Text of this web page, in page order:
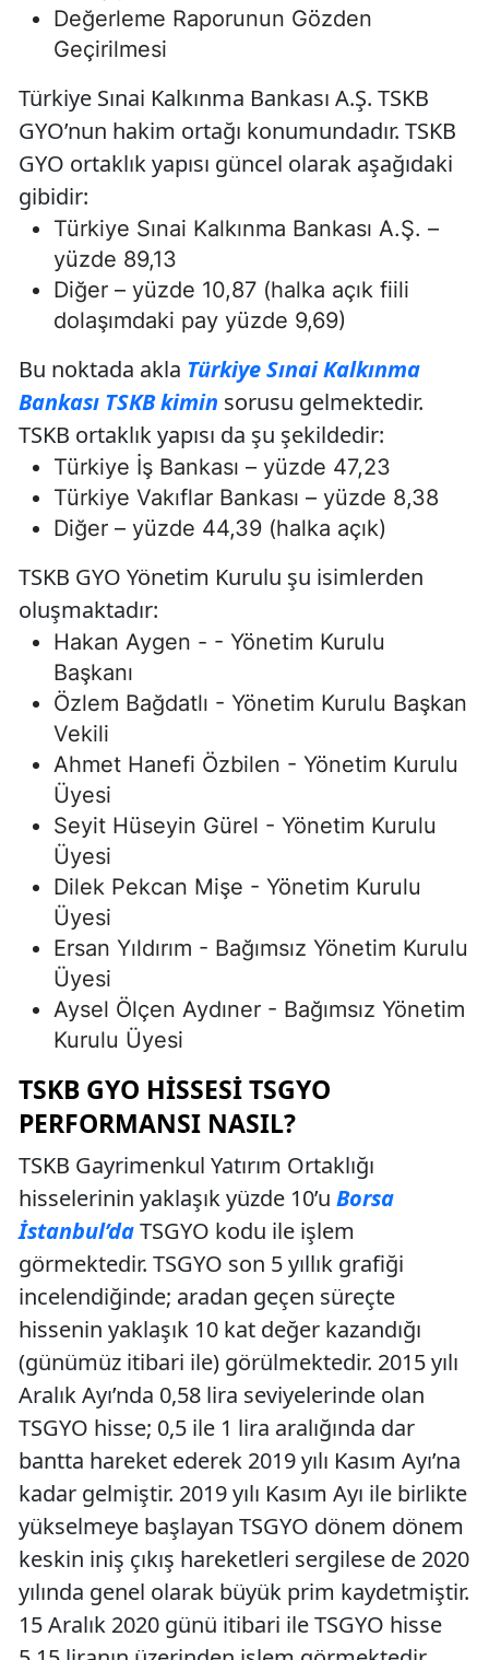
Değerleme Raporunun Gözden
Geçirilmesi
Türkiye Sınai Kalkınma Bankası A.Ş. TSKB
GYO’nun hakim ortağı konumundadır. TSKB
GYO ortaklık yapısı güncel olarak aşağıdaki
gibidir:
Türkiye Sınai Kalkınma Bankası A.Ş. –
yüzde 89,13
Diğer – yüzde 10,87 (halka açık fiili
dolaşımdaki pay yüzde 9,69)
Bu noktada akla Türkiye Sınai Kalkınma
Bankası TSKB kimin sorusu gelmektedir.
TSKB ortaklık yapısı da şu şekildedir:
Türkiye İş Bankası – yüzde 47,23
Türkiye Vakıflar Bankası – yüzde 8,38
Diğer – yüzde 44,39 (halka açık)
TSKB GYO Yönetim Kurulu şu isimlerden
oluşmaktadır:
Hakan Aygen - - Yönetim Kurulu
Başkanı
Özlem Bağdatlı - Yönetim Kurulu Başkan
Vekili
Ahmet Hanefi Özbilen - Yönetim Kurulu
Üyesi
Seyit Hüseyin Gürel - Yönetim Kurulu
Üyesi
Dilek Pekcan Mişe - Yönetim Kurulu
Üyesi
Ersan Yıldırım - Bağımsız Yönetim Kurulu
Üyesi
Aysel Ölçen Aydıner - Bağımsız Yönetim
Kurulu Üyesi
TSKB GYO HISSESI TSGYO
PERFORMANSI NASIL?
TSKB Gayrimenkul Yatırım Ortaklığı
hisselerinin yaklaşık yüzde 10’u Borsa
İstanbul’daTSGYO kodu ile işlem
görmektedir. TSGYO son 5 yıllık grafiği
incelendiğinde; aradan geçen süreçte
hissenin yaklaşık 10 kat değer kazandığı
(günümüz itibari ile) görülmektedir. 2015 yılı
Aralık Ayı’nda 0,58 lira seviyelerinde olan
TSGYO hisse; 0,5 ile 1 lira aralığında dar
bantta hareket ederek 2019 yılı Kasım Ayı’na
kadar gelmiştir. 2019 yılı Kasım Ayı ile birlikte
yükselmeye başlayan TSGYO dönem dönem
keskin iniş çıkış hareketleri sergilese de 2020
yılında genel olarak büyük prim kaydetmiştir.
15 Aralık 2020 günü itibari ile TSGYO hisse